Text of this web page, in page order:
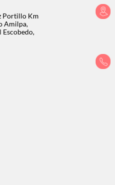
Portillo Km
Amilpa,
Escobedo,